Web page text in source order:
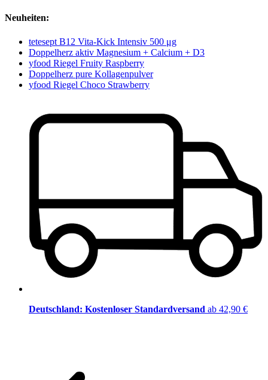
Neuheiten:
tetesept B12 Vita-Kick Intensiv 500 μg
Doppelherz aktiv Magnesium + Calcium + D3
yfood Riegel Fruity Raspberry
Doppelherz pure Kollagenpulver
yfood Riegel Choco Strawberry
Deutschland: Kostenloser Standardversand ab 42,90 €